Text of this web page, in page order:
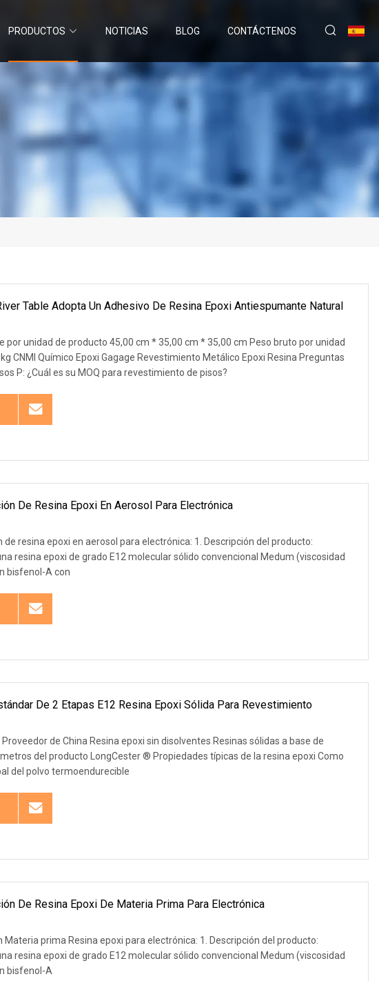
PRODUCTOS NOTICIAS BLOG CONTÁCTENOS
Table Adopta Un Adhesivo De Resina Epoxi Antiespumante Natural
por unidad de producto 45,00 cm * 35,00 cm * 35,00 cm Peso bruto por unidad
CNMI Químico Epoxi Gagage Revestimiento Metálico Epoxi Resina Preguntas
P: ¿Cuál es su MOQ para revestimiento de pisos?
De Resina Epoxi En Aerosol Para Electrónica
de resina epoxi en aerosol para electrónica: 1. Descripción del producto:
resina epoxi de grado E12 molecular sólido convencional Medum (viscosidad
bisfenol-A con
De 2 Etapas E12 Resina Epoxi Sólida Para Revestimiento
de China Resina epoxi sin disolventes Resinas sólidas a base de
del producto LongCester ® Propiedades típicas de la resina epoxi Como
del polvo termoendurecible
De Resina Epoxi De Materia Prima Para Electrónica
Materia prima Resina epoxi para electrónica: 1. Descripción del producto:
resina epoxi de grado E12 molecular sólido convencional Medum (viscosidad
bisfenol-A